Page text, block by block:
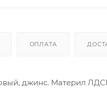
ОПЛАТА
джинс. Материл